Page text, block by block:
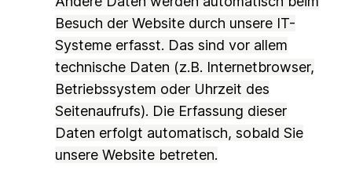
Besuch der Website durch unsere IT-
Systeme erfasst. Das sind vor allem
technische Daten (z.B. Internetbrowser,
Betriebssystem oder Uhrzeit des
Seitenaufrufs). Die Erfassung dieser
Daten erfolgt automatisch, sobald Sie
unsere Website betreten.